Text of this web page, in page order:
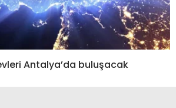
Antalya’da buluşacak